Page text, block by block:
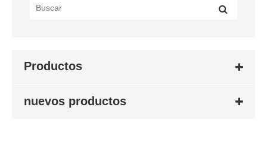
Productos
nuevos productos